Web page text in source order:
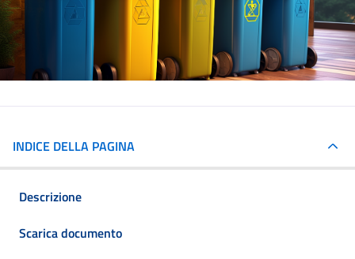
INDICE DELLA PAGINA
Descrizione
Scarica documento